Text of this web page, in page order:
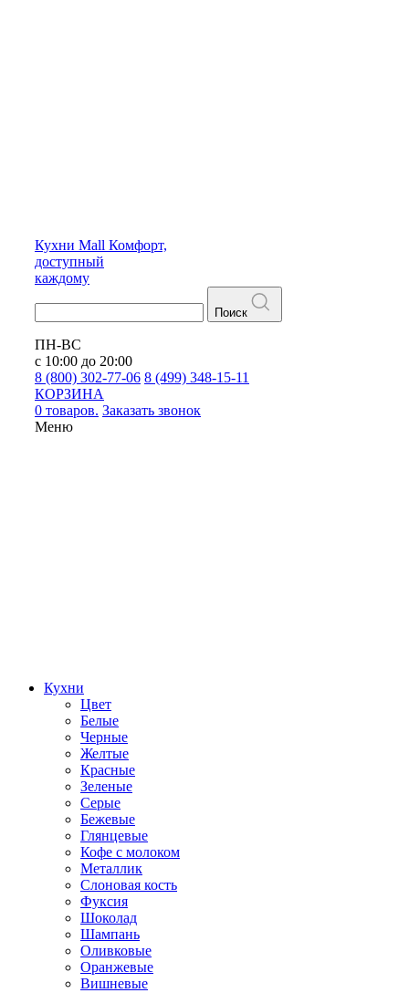
Кухни Mall Комфорт,
доступный
каждому
Поиск
ПН-ВС
с 10:00 до 20:00
8 (800) 302-77-06 8 (499) 348-15-11
КОРЗИНА
0 товаров. Заказать звонок
Меню
Кухни
Цвет
Белые
Черные
Желтые
Красные
Зеленые
Серые
Бежевые
Глянцевые
Кофе с молоком
Металлик
Слоновая кость
Фуксия
Шоколад
Шампань
Оливковые
Оранжевые
Вишневые